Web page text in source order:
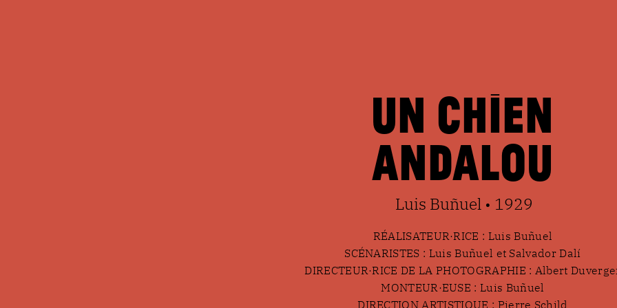
Un chien
andalou
Luis Buñuel • 1929
RÉALISATEUR·RICE : Luis Buñuel
SCÉNARISTES : Luis Buñuel et Salvador Dalí
DIRECTEUR·RICE DE LA PHOTOGRAPHIE : Albert
MONTEUR·EUSE : Luis Buñuel
DIRECTION ARTISTIQUE : Pierre Schild